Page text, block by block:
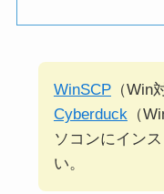
WinSCP（Win
Cyberduck （
ソコンにイン
い。